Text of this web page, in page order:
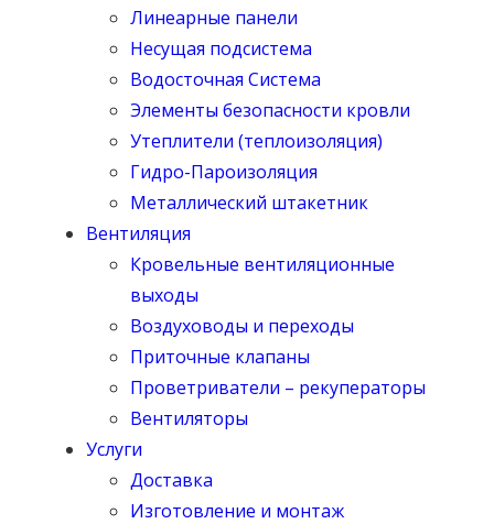
Линеарные панели
Несущая подсистема
Водосточная Система
Элементы безопасности кровли
Утеплители (теплоизоляция)
Гидро-Пароизоляция
Металлический штакетник
Вентиляция
Кровельные вентиляционные
выходы
Воздуховоды и переходы
Приточные клапаны
Проветриватели – рекуператоры
Вентиляторы
Услуги
Доставка
Изготовление и монтаж